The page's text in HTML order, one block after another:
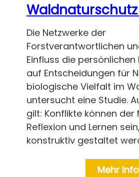
Waldnaturschutz
Die Netzwerke der
Forstverantwortlichen
Einfluss die persönlichen
auf Entscheidungen für
biologische Vielfalt im
untersucht eine Studie.
gilt: Konflikte können der
Reflexion und Lernen
konstruktiv gestaltet
Mehr